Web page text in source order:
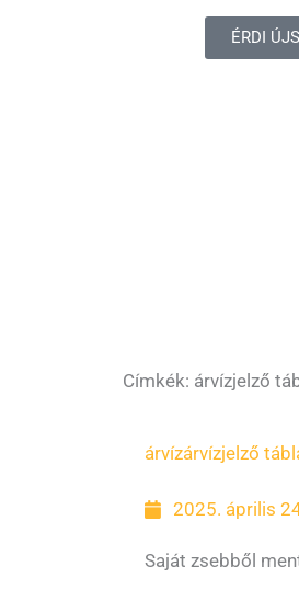
ÉRDI
Címkék: árvízjelző
árvízárvízjelző
2025. április
Saját zsebből